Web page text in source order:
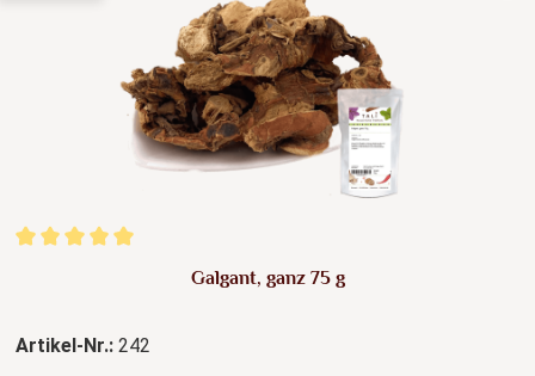
Durchschnittliche Bewertung von 5 von 5 Sternen
Galgant, ganz 75 g
Artikel-Nr.: 242